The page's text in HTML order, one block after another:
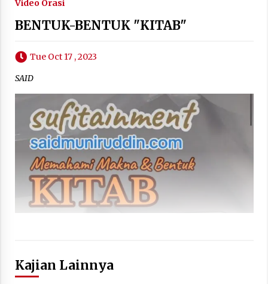
Video Orasi
BENTUK-BENTUK "KITAB"
Tue Oct 17 , 2023
SAID
Kajian Lainnya